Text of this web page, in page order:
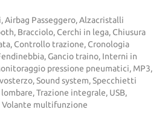
Airbag Passeggero, Alzacristalli
Bracciolo, Cerchi in lega, Chiusura
Controllo trazione, Cronologia
Gancio traino, Interni in
pressione pneumatici, MP3,
Sound system, Specchietti
Trazione integrale, USB,
Volante multifunzione